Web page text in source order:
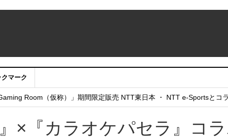
クマーク
カウントサービス移行のお知らせ
Room（仮称）」期間限定販売 NTT東日本 ・ NTT e-Sportsとコ
×『カラオケパセラ』コ